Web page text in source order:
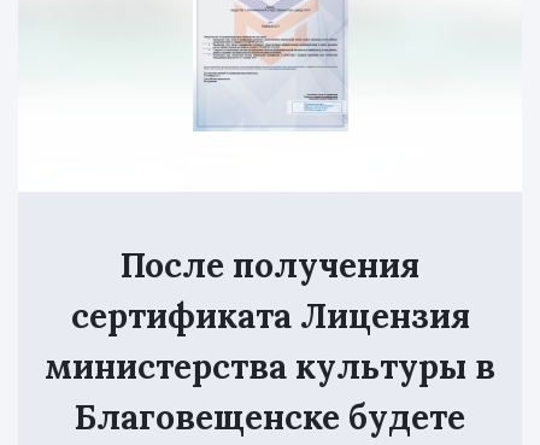
После получения
сертификата Лицензия
министерства культуры в
Благовещенске будете